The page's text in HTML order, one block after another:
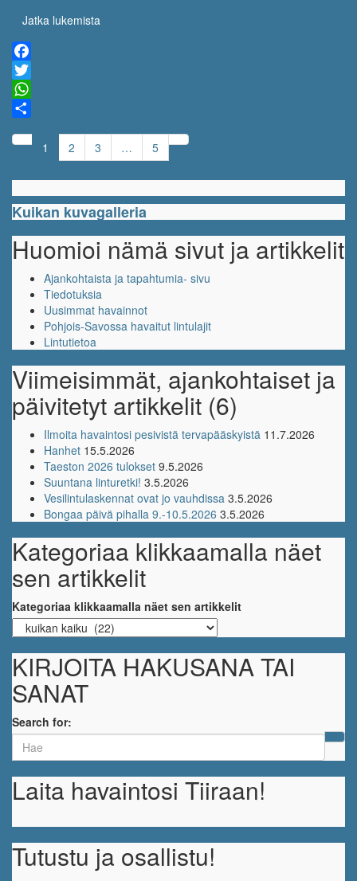
Jatka lukemista
Facebook
Twitter
WhatsApp
1
2 3 … 5
Kuikan kuvagalleria
Huomioi nämä sivut ja artikkelit
Ajankohtaista ja tapahtumia- sivu
Tiedotuksia
Uusimmat havainnot
Pohjois-Savossa havaitut lintulajit
Lintutietoa
Viimeisimmät, ajankohtaiset ja
päivitetyt artikkelit (6)
Ilmoita havaintosi pesivistä tervapääskyistä 11.7.2026
Hanhet 15.5.2026
Taeston 2026 tulokset 9.5.2026
Suuntana linturetki! 3.5.2026
Vesilintulaskennat ovat jo vauhdissa 3.5.2026
Bongaa päivä pihalla 9.-10.5.2026 3.5.2026
Kategoriaa klikkaamalla näet
sen artikkelit
Kategoriaa klikkaamalla näet sen artikkelit
KIRJOITA HAKUSANA TAI
SANAT
Search for:
Laita havaintosi Tiiraan!
Tutustu ja osallistu!